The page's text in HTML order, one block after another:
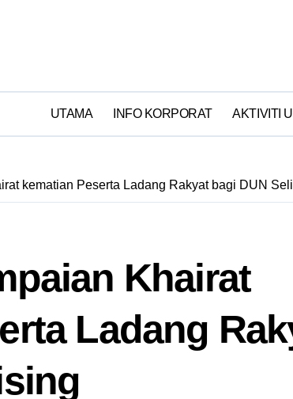
UTAMA INFO KORPORAT AKTIVITI
kematian Peserta Ladang Rakyat bagi DUN
Khairat
Ladang